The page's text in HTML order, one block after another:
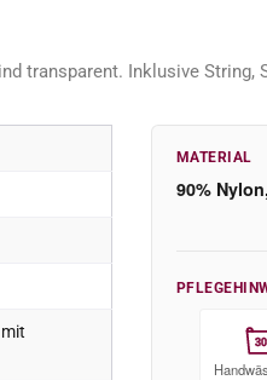
transparent. Inklusive String,
MATERIAL
90%